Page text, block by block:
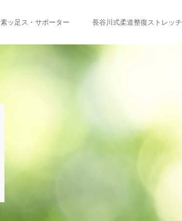
素ッ足ス・サポーター 長谷川式柔道整復ストレッチ